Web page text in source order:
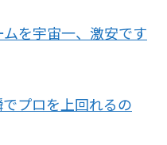
ムを宇宙一、激安です
でプロを上回れるの